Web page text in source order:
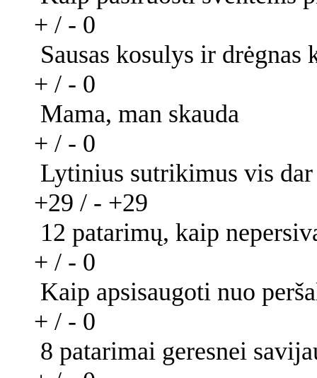
+ / - 0
Sausas kosulys ir
+ / - 0
Mama, man skauda
+ / - 0
Lytinius sutrikimus vis dar
+29 / - +29
12 patarimų, kaip
+ / - 0
Kaip apsisaugoti nuo
+ / - 0
8 patarimai geresnei